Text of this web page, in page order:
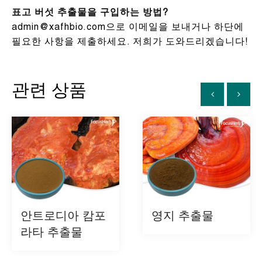
표고 버섯 추출물을 구입하는 방법?
admin@xafhbio.com으로 이메일을 보내거나 하단에
필요한 사항을 제출하세요. 저희가 도와드리겠습니다!
관련 상품
안트로디아 캄포
라타 추출물
영지 추출물